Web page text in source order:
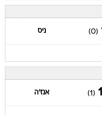
(0) ניס
(1) אנז'ה